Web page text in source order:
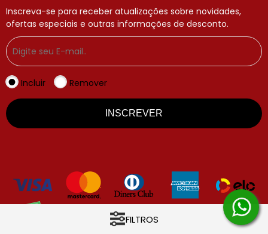
FILTROS
Inscreva-se para receber atualizações sobre novidades,
ofertas especiais e outras informações de desconto.
Incluir Remover
INSCREVER